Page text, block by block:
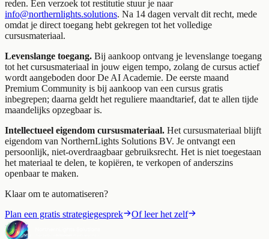
reden. Een verzoek tot restitutie stuur je naar
info@northernlights.solutions. Na 14 dagen vervalt dit recht, mede
omdat je direct toegang hebt gekregen tot het volledige
cursusmateriaal.
Levenslange toegang. Bij aankoop ontvang je levenslange toegang
tot het cursusmateriaal in jouw eigen tempo, zolang de cursus actief
wordt aangeboden door De AI Academie. De eerste maand
Premium Community is bij aankoop van een cursus gratis
inbegrepen; daarna geldt het reguliere maandtarief, dat te allen tijde
maandelijks opzegbaar is.
Intellectueel eigendom cursusmateriaal. Het cursusmateriaal blijft
eigendom van NorthernLights Solutions BV. Je ontvangt een
persoonlijk, niet-overdraagbaar gebruiksrecht. Het is niet toegestaan
het materiaal te delen, te kopiëren, te verkopen of anderszins
openbaar te maken.
Klaar om te automatiseren?
Plan een gratis strategiegesprek
Of leer het zelf